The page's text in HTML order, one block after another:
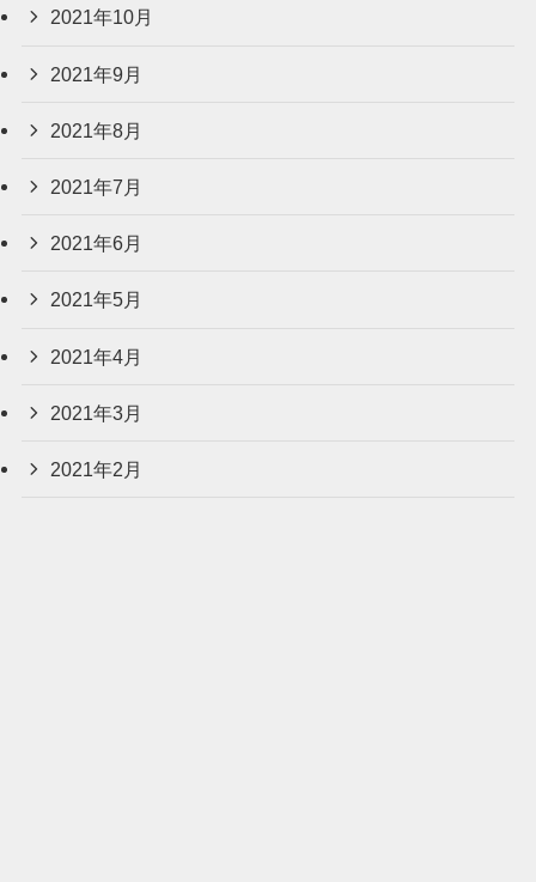
2021年10月
2021年9月
2021年8月
2021年7月
2021年6月
2021年5月
2021年4月
2021年3月
2021年2月